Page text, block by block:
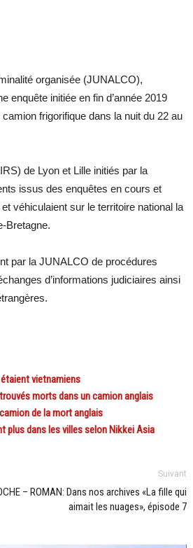
organisée (JUNALCO),
enquête initiée en fin d’année 2019
frigorifique dans la nuit du 22 au
de Lyon et Lille initiés par la
issus des enquêtes en cours et
véhiculaient sur le territoire national la
Bretagne.
par la JUNALCO de procédures
d’informations judiciaires ainsi
étaient vietnamiens
morts dans un camion anglais
de la mort anglais
plus dans les villes selon Nikkei Asia
Suivant
– ROMAN: Dans nos archives «La fille qui
aimait les nuages», épisode 7